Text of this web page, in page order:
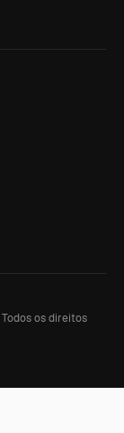
Todos os direitos